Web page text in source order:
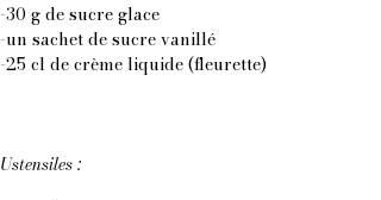
-30 g de sucre glace
-un sachet de sucre vanillé
-25 cl de crème liquide (fleurette)
Ustensiles :